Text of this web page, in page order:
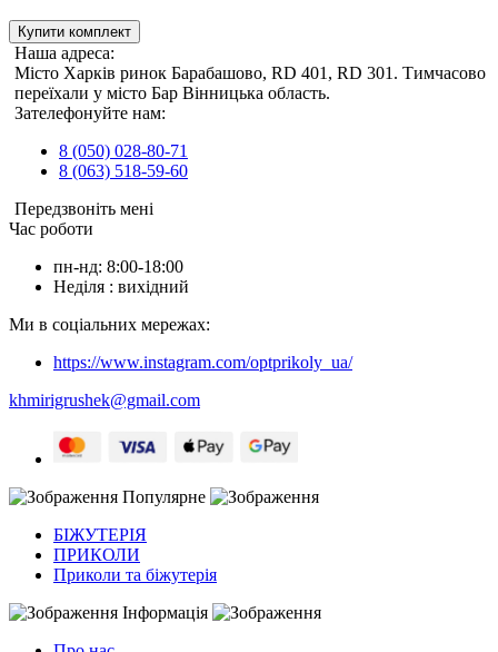
Купити комплект
Наша адреса:
Місто Харків ринок Барабашово, RD 401, RD 301. Тимчасово
переїхали у місто Бар Вінницька область.
Зателефонуйте нам:
8 (050) 028-80-71
8 (063) 518-59-60
Передзвоніть мені
Час роботи
пн-нд: 8:00-18:00
Неділя : вихідний
Ми в соціальних мережах:
https://www.instagram.com/optprikoly_ua/
khmirigrushek@gmail.com
Популярне
БІЖУТЕРІЯ
ПРИКОЛИ
Приколи та біжутерія
Інформація